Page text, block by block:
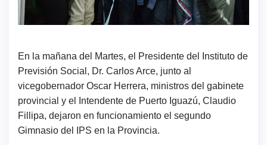
En la mañana del Martes, el Presidente del Instituto de
Previsión Social, Dr. Carlos Arce, junto al
vicegobernador Oscar Herrera, ministros del gabinete
provincial y el Intendente de Puerto Iguazú, Claudio
Fillipa, dejaron en funcionamiento el segundo
Gimnasio del IPS en la Provincia.